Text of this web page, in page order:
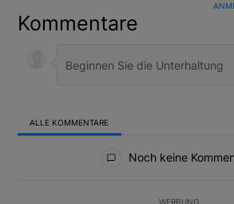
Kommentare
ALLE KOMMENTARE
Noch keine
WERBUNG